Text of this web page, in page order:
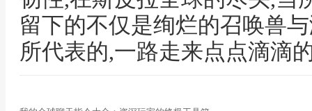
留下的不仅是绚烂的召唤兽
所代表的,一路走来点点滴滴